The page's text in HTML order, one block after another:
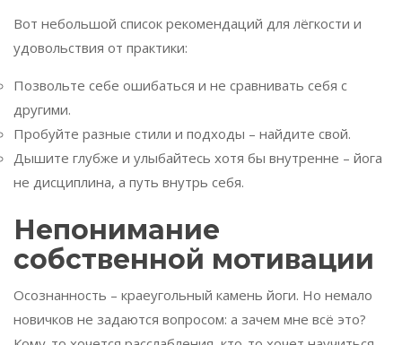
Вот небольшой список рекомендаций для лёгкости и
удовольствия от практики:
Позвольте себе ошибаться и не сравнивать себя с
другими.
Пробуйте разные стили и подходы – найдите свой.
Дышите глубже и улыбайтесь хотя бы внутренне – йога
не дисциплина, а путь внутрь себя.
Непонимание
собственной мотивации
Осознанность – краеугольный камень йоги. Но немало
новичков не задаются вопросом: а зачем мне всё это?